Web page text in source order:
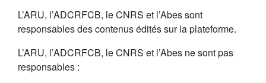
L’ARU, l’ADCRFCB, le CNRS et l’Abes sont
responsables des contenus édités sur la plateforme.
L’ARU, l’ADCRFCB, le CNRS et l’Abes ne sont pas
responsables :